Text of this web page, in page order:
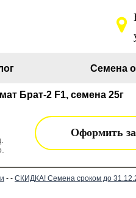
Семена
Брат-2 F1, семена 25г
Оформить
- - СКИДКА! Семена сроком до